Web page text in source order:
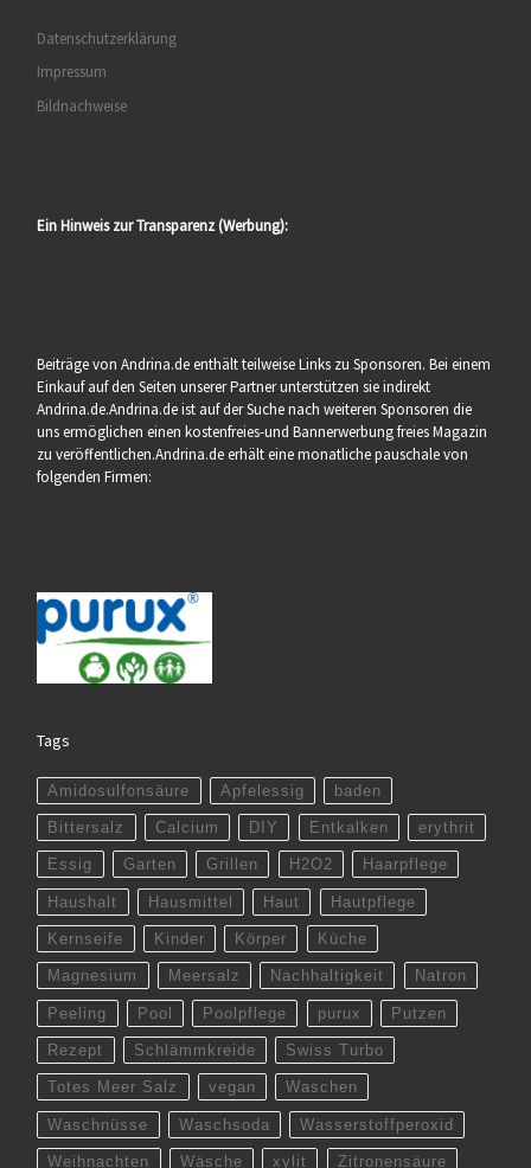
Datenschutzerklärung
Impressum
Bildnachweise
Ein Hinweis zur Transparenz (Werbung):
Beiträge von Andrina.de enthält teilweise Links zu Sponsoren. Bei einem
Einkauf auf den Seiten unserer Partner unterstützen sie indirekt
Andrina.de.Andrina.de ist auf der Suche nach weiteren Sponsoren die
uns ermöglichen einen kostenfreies-und Bannerwerbung freies Magazin
zu veröffentlichen.Andrina.de erhält eine monatliche pauschale von
folgenden Firmen:
Tags
Amidosulfonsäure Apfelessig baden
Bittersalz Calcium DIY Entkalken erythrit
Essig Garten Grillen H2O2 Haarpflege
Haushalt Hausmittel Haut Hautpflege
Kernseife Kinder Körper Küche
Magnesium Meersalz Nachhaltigkeit Natron
Peeling Pool Poolpflege purux Putzen
Rezept Schlämmkreide Swiss Turbo
Totes Meer Salz vegan Waschen
Waschnüsse Waschsoda Wasserstoffperoxid
Weihnachten Wäsche xylit Zitronensäure